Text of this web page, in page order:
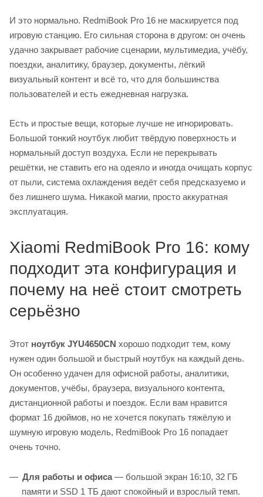
И это нормально. RedmiBook Pro 16 не маскируется под
игровую станцию. Его сильная сторона в другом: он очень
удачно закрывает рабочие сценарии, мультимедиа, учёбу,
поездки, аналитику, браузер, документы, лёгкий
визуальный контент и всё то, что для большинства
пользователей и есть ежедневная нагрузка.
Есть и простые вещи, которые лучше не игнорировать.
Большой тонкий ноутбук любит твёрдую поверхность и
нормальный доступ воздуха. Если не перекрывать
решётки, не ставить его на одеяло и иногда очищать корпус
от пыли, система охлаждения ведёт себя предсказуемо и
без лишнего шума. Никакой магии, просто аккуратная
эксплуатация.
Xiaomi RedmiBook Pro 16: кому
подходит эта конфигурация и
почему на неё стоит смотреть
серьёзно
Этот ноутбук JYU4650CN хорошо подходит тем, кому
нужен один большой и быстрый ноутбук на каждый день.
Он особенно удачен для офисной работы, аналитики,
документов, учёбы, браузера, визуального контента,
дистанционной работы и поездок. Если вам нравится
формат 16 дюймов, но не хочется покупать тяжёлую и
шумную игровую модель, RedmiBook Pro 16 попадает
очень точно.
Для работы и офиса— большой экран 16:10, 32 ГБ
памяти и SSD 1 ТБ дают спокойный и взрослый темп.